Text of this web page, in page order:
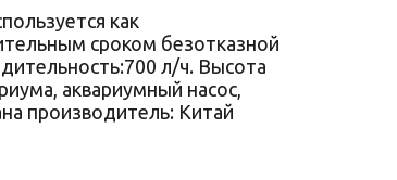
как
сроком безотказной
л/ч. Высота
аквариумный насос,
производитель: Китай